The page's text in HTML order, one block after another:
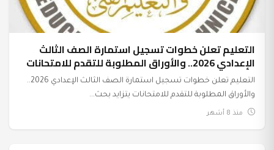
التعليم تعلن خطوات تسجيل استمارة الصف الثالث
الإعدادي 2026.. والأوراق المطلوبة للتقدم للامتحانات
التعليم تعلن خطوات تسجيل استمارة الصف الثالث الإعدادي 2026..
والأوراق المطلوبة للتقدم للامتحانات يتزايد بحث...
منذ 8 أشهر